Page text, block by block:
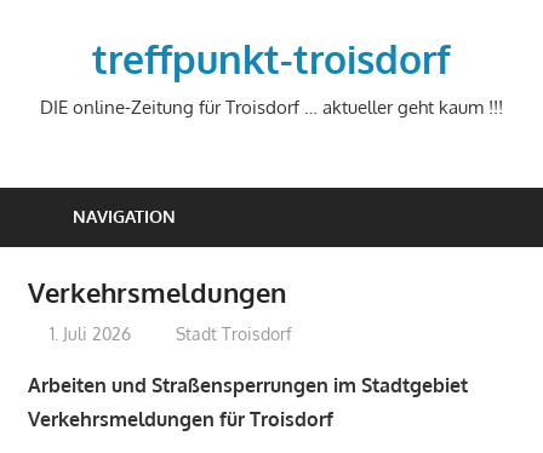
treffpunkt-troisdorf
DIE online-Zeitung für Troisdorf … aktueller geht kaum !!!
NAVIGATION
Verkehrsmeldungen
1. Juli 2026 treffpunkt
Stadt Troisdorf
Arbeiten und Straßensperrungen im Stadtgebiet
Verkehrsmeldungen für Troisdorf